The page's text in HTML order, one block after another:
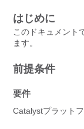
はじめに
このドキュメント
ます。
前提条件
要件
Catalystプラット